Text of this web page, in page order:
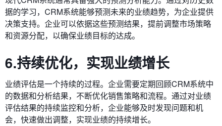
据的学习，CRM系统能够预测未来的业绩趋势，为企业提供
决策支持。企业可以依据这些预测结果，提前调整市场策略
和资源分配，以确保业绩目标的达成。
6.持续优化，实现业绩增长
业绩评估是一个持续的过程。企业需要定期回顾CRM系统中
的数据和分析结果，不断优化销售策略和流程。通过对业绩
评估结果的持续监控和分析，企业能够及时发现问题和机
会，快速做出调整，实现业绩的持续增长。